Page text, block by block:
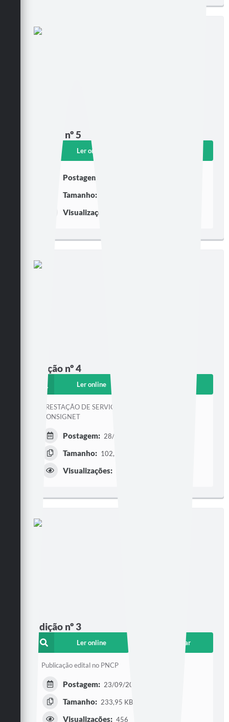
Edição nº 5
Ler online
Postagem:
Tamanho:
Visualizações:
Edição nº 4
Ler online
PRESTAÇÃO DE SERVIÇOS DE SOFTWARE
CONSIGNET
Postagem: 28/11/2024 às 12h46
Tamanho: 102,95 KB | 1 página
Visualizações:
Edição nº 3
Ler online Baixar
Publicação edital no PNCP
Postagem: 23/09/2024 às 10h15
Tamanho: 233,95 KB | 2 páginas
Visualizações: 456